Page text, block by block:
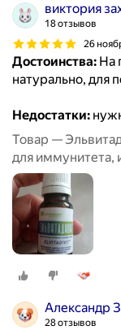
виктория
18 отзывов
26
Достоинства: На
натурально, для
Недостатки:
Товар —
для
Александр
28 отзывов